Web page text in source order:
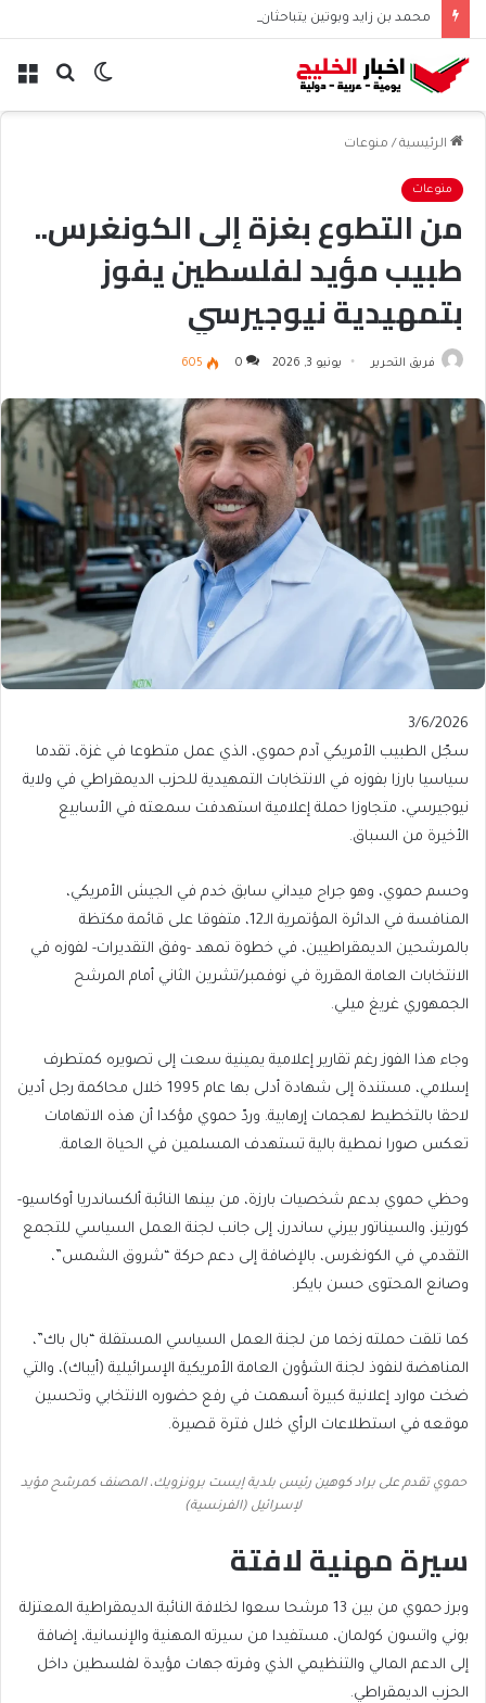
بحث الوضع
الرئيسية / منوعات
منوعات
من التطوع بغزة إلى الكونغرس..
طبيب مؤيد لفلسطين يفوز
بتمهيدية نيوجيرسي
فريق التحرير يونيو 3, 2026 0
605
Published
On
3/6/2026
3/6/2026
سجّل الطبيب الأمريكي آدم حموي، الذي عمل متطوعا في غزة، تقدما
سياسيا بارزا بفوزه في الانتخابات التمهيدية للحزب الديمقراطي في ولاية
نيوجيرسي، متجاوزا حملة إعلامية استهدفت سمعته في الأسابيع
الأخيرة من السباق.
وحسم حموي، وهو جراح ميداني سابق خدم في الجيش الأمريكي،
المنافسة في الدائرة المؤتمرية الـ12، متفوقا على قائمة مكتظة
بالمرشحين الديمقراطيين، في خطوة تمهد -وفق التقديرات- لفوزه في
الانتخابات العامة المقررة في نوفمبر/تشرين الثاني أمام المرشح
الجمهوري غريغ ميلي.
وجاء هذا الفوز رغم تقارير إعلامية يمينية سعت إلى تصويره كمتطرف
إسلامي، مستندة إلى شهادة أدلى بها عام 1995 خلال محاكمة رجل أدين
لاحقا بالتخطيط لهجمات إرهابية. وردّ حموي مؤكدا أن هذه الاتهامات
تعكس صورا نمطية بالية تستهدف المسلمين في الحياة العامة.
وحظي حموي بدعم شخصيات بارزة، من بينها النائبة ألكساندريا أوكاسيو-
كورتيز، والسيناتور بيرني ساندرز، إلى جانب لجنة العمل السياسي للتجمع
التقدمي في الكونغرس، بالإضافة إلى دعم حركة “شروق الشمس”،
وصانع المحتوى حسن بايكر.
كما تلقت حملته زخما من لجنة العمل السياسي المستقلة “بال باك”،
المناهضة لنفوذ لجنة الشؤون العامة الأمريكية الإسرائيلية (أيباك)، والتي
ضخت موارد إعلانية كبيرة أسهمت في رفع حضوره الانتخابي وتحسين
موقعه في استطلاعات الرأي خلال فترة قصيرة.
حموي تقدم على براد كوهين رئيس بلدية إيست برونزويك، المصنف كمرشح مؤيد
لإسرائيل (الفرنسية)
سيرة مهنية لافتة
وبرز حموي من بين 13 مرشحا سعوا لخلافة النائبة الديمقراطية المعتزلة
بوني واتسون كولمان، مستفيدا من سيرته المهنية والإنسانية، إضافة
إلى الدعم المالي والتنظيمي الذي وفرته جهات مؤيدة لفلسطين داخل
الحزب الديمقراطي.